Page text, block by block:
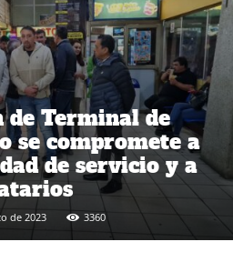
Terminal de
se compromete a
de servicio y a
de 2023 3360